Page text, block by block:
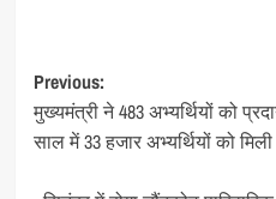
Post
navigation
Previous:
मुख्यमंत्री ने 483 अभ्यर्थियों को
साल में 33 हजार अभ्यर्थियों को